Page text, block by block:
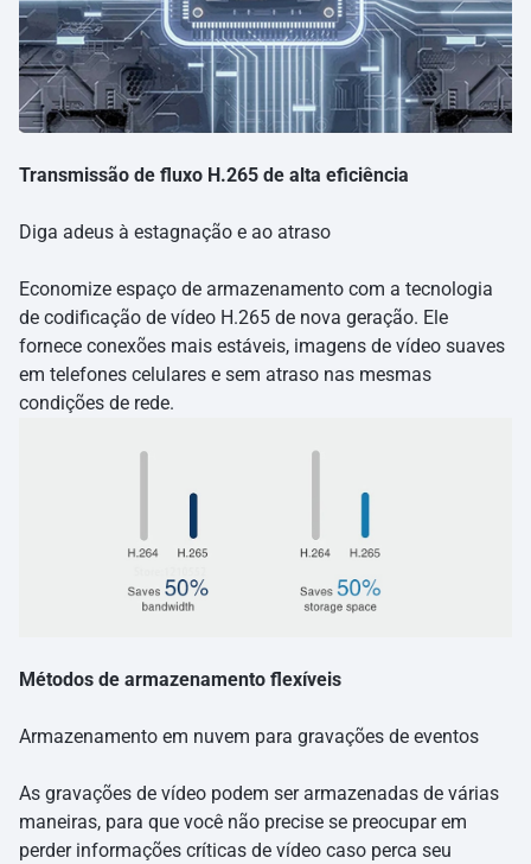
Transmissão de fluxo H.265 de alta eficiência
Diga adeus à estagnação e ao atraso
Economize espaço de armazenamento com a tecnologia
de codificação de vídeo H.265 de nova geração. Ele
fornece conexões mais estáveis, imagens de vídeo suaves
em telefones celulares e sem atraso nas mesmas
condições de rede.
Métodos de armazenamento flexíveis
Armazenamento em nuvem para gravações de eventos
As gravações de vídeo podem ser armazenadas de várias
maneiras, para que você não precise se preocupar em
perder informações críticas de vídeo caso perca seu